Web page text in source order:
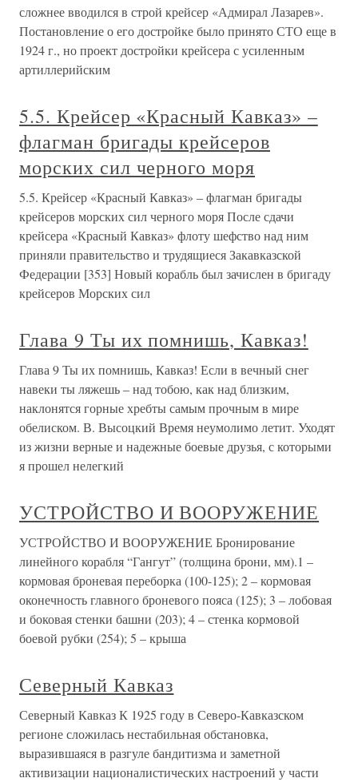
сложнее вводился в строй крейсер «Адмирал Лазарев».
Постановление о его достройке было принято СТО еще в
1924 г., но проект достройки крейсера с усиленным
артиллерийским
5.5. Крейсер «Красный Кавказ» –
флагман бригады крейсеров
морских сил черного моря
5.5. Крейсер «Красный Кавказ» – флагман бригады
крейсеров морских сил черного моря После сдачи
крейсера «Красный Кавказ» флоту шефство над ним
приняли правительство и трудящиеся Закавказской
Федерации [353] Новый корабль был зачислен в бригаду
крейсеров Морских сил
Глава 9 Ты их помнишь, Кавказ!
Глава 9 Ты их помнишь, Кавказ! Если в вечный снег
навеки ты ляжешь – над тобою, как над близким,
наклонятся горные хребты самым прочным в мире
обелиском. В. Высоцкий Время неумолимо летит. Уходят
из жизни верные и надежные боевые друзья, с которыми
я прошел нелегкий
УСТРОЙСТВО И ВООРУЖЕНИЕ
УСТРОЙСТВО И ВООРУЖЕНИЕ Бронирование
линейного корабля “Гангут” (толщина брони, мм).1 –
кормовая броневая переборка (100-125); 2 – кормовая
оконечность главного броневого пояса (125); 3 – лобовая
и боковая стенки башни (203); 4 – стенка кормовой
боевой рубки (254); 5 – крыша
Северный Кавказ
Северный Кавказ К 1925 году в Северо-Кавказском
регионе сложилась нестабильная обстановка,
выразившаяся в разгуле бандитизма и заметной
активизации националистических настроений у части